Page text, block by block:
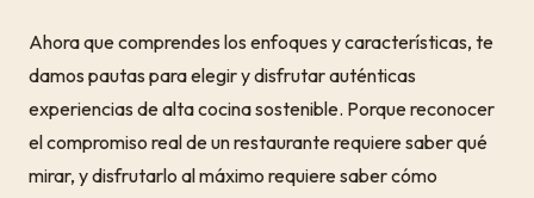
Ahora que comprendes los enfoques y características, te
damos pautas para elegir y disfrutar auténticas
experiencias de alta cocina sostenible. Porque reconocer
el compromiso real de un restaurante requiere saber qué
mirar, y disfrutarlo al máximo requiere saber cómo